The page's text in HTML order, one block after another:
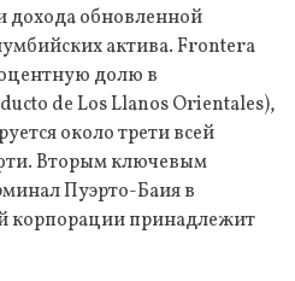
обновленной
актива. Frontera
долю в
de Los Llanos Orientales),
около трети всей
Вторым ключевым
Пуэрто-Баия в
корпорации принадлежит